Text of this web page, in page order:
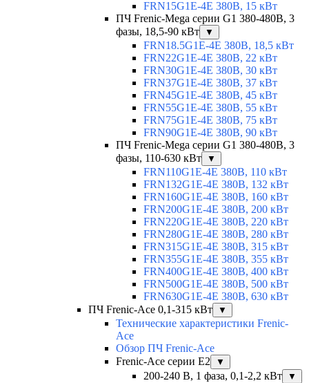
FRN15G1E-4E 380В, 15 кВт
ПЧ Frenic-Mega серии G1 380-480В, 3
фазы, 18,5-90 кВт
▼
FRN18.5G1E-4E 380В, 18,5 кВт
FRN22G1E-4E 380В, 22 кВт
FRN30G1E-4E 380В, 30 кВт
FRN37G1E-4E 380В, 37 кВт
FRN45G1E-4E 380В, 45 кВт
FRN55G1E-4E 380В, 55 кВт
FRN75G1E-4E 380В, 75 кВт
FRN90G1E-4E 380В, 90 кВт
ПЧ Frenic-Mega серии G1 380-480В, 3
фазы, 110-630 кВт
▼
FRN110G1E-4E 380В, 110 кВт
FRN132G1E-4E 380В, 132 кВт
FRN160G1E-4E 380В, 160 кВт
FRN200G1E-4E 380В, 200 кВт
FRN220G1E-4E 380В, 220 кВт
FRN280G1E-4E 380В, 280 кВт
FRN315G1E-4E 380В, 315 кВт
FRN355G1E-4E 380В, 355 кВт
FRN400G1E-4E 380В, 400 кВт
FRN500G1E-4E 380В, 500 кВт
FRN630G1E-4E 380В, 630 кВт
ПЧ Frenic-Ace 0,1-315 кВт
▼
Технические характеристики Frenic-
Ace
Обзор ПЧ Frenic-Ace
Frenic-Ace серии E2
▼
200-240 В, 1 фаза, 0,1-2,2 кВт ▼